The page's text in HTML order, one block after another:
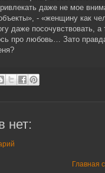
даже не мое
- «женщину как
даже посочувствовать,
про любовь… Зато
нет:
Главная